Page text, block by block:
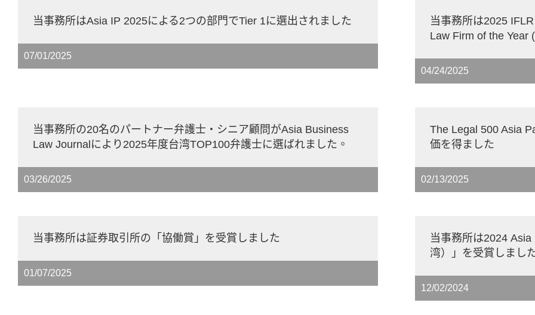
当事務所はAsia IP 2025による2つの部門でTier 1に選出されました
07/01/2025
当事務所は2025
Law Firm of the Year
04/24/2025
当事務所の20名のパートナー弁護士・シニア顧問がAsia Business
Law Journalにより2025年度台湾TOP100弁護士に選ばれました。
03/26/2025
The Legal 500 Asia
価を得ました
02/13/2025
当事務所は証券取引所の「協働賞」を受賞しました
01/07/2025
当事務所は2024
湾）」を受賞しまし
12/02/2024